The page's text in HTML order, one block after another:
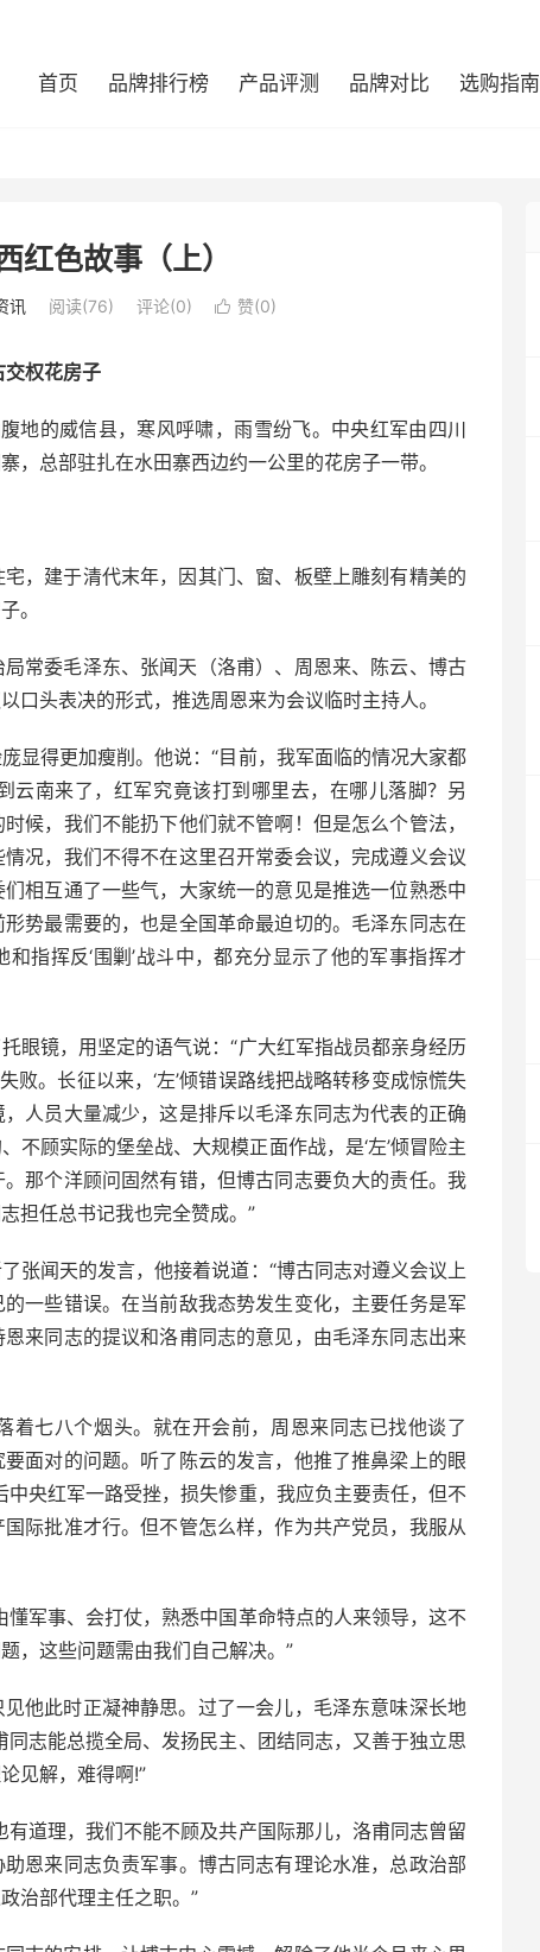
首页 品牌排行榜 产品评测 品牌对比 选购指南
红色故事（上）
讯 阅读(76) 评论(0)  赞(0)
交权花房子
地的威信县，寒风呼啸，雨雪纷飞。中央红军由四川
，总部驻扎在水田寨西边约一公里的花房子一带。
，建于清代末年，因其门、窗、板壁上雕刻有精美的
。
常委毛泽东、张闻天（洛甫）、周恩来、陈云、博古
口头表决的形式，推选周恩来为会议临时主持人。
显得更加瘦削。他说：“目前，我军面临的情况大家都
南来了，红军究竟该打到哪里去，在哪儿落脚？另
候，我们不能扔下他们就不管啊！但是怎么个管法，
况，我们不得不在这里召开常委会议，完成遵义会议
相互通了一些气，大家统一的意见是推选一位熟悉中
势最需要的，也是全国革命最迫切的。毛泽东同志在
指挥反‘围剿’战斗中，都充分显示了他的军事指挥才
眼镜，用坚定的语气说：“广大红军指战员都亲身经历
败。长征以来，‘左’倾错误路线把战略转移变成惊慌失
人员大量减少，这是排斥以毛泽东同志为代表的正确
顾实际的堡垒战、大规模正面作战，是‘左’倾冒险主
那个洋顾问固然有错，但博古同志要负大的责任。我
担任总书记我也完全赞成。”
张闻天的发言，他接着说道：“博古同志对遵义会议上
一些错误。在当前敌我态势发生变化，主要任务是军
来同志的提议和洛甫同志的意见，由毛泽东同志出来
七八个烟头。就在开会前，周恩来同志已找他谈了
面对的问题。听了陈云的发言，他推了推鼻梁上的眼
央红军一路受挫，损失惨重，我应负主要责任，但不
际批准才行。但不管怎么样，作为共产党员，我服从
军事、会打仗，熟悉中国革命特点的人来领导，这不
，这些问题需由我们自己解决。”
他此时正凝神静思。过了一会儿，毛泽东意味深长地
志能总揽全局、发扬民主、团结同志，又善于独立思
见解，难得啊!”
道理，我们不能不顾及共产国际那儿，洛甫同志曾留
恩来同志负责军事。博古同志有理论水准，总政治部
治部代理主任之职。”